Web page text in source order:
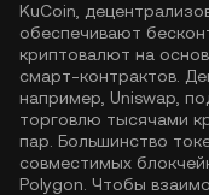
KuCoin,
обеспечивают
криптовалют на
смарт-контрактов.
например, Uniswap,
торговлю тысячами
пар. Большинство
совместимых
Polygon . Чтобы